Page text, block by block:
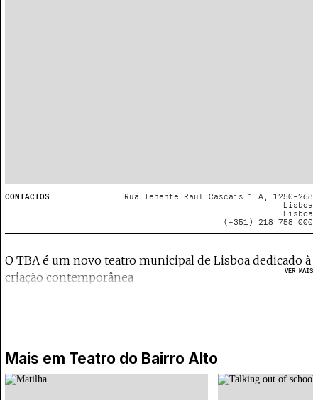
CONTACTOS
Rua Tenente Raul Cascais 1 A, 1250-268
Lisboa
Lisboa
(+351) 218 758 000
O TBA é um novo teatro municipal de Lisboa dedicado à
criação contemporânea
VER MAIS
Mais em Teatro do Bairro Alto